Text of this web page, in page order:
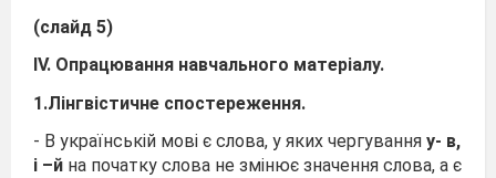
(слайд 5)
ІV. Опрацювання навчального матеріалу.
1.Лінгвістичне спостереження.
- В українській мові є слова, у яких чергування у- в,
і –й на початку слова не змінює значення слова, а є